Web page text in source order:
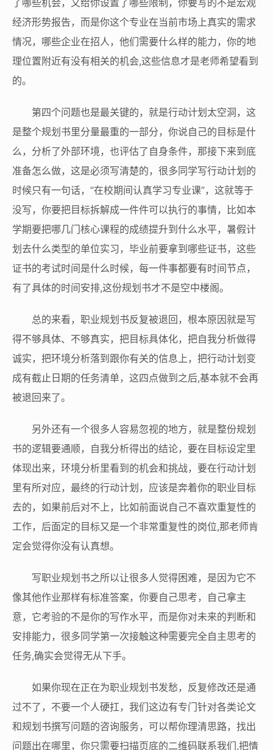
经济形势报告，而是你这个专业在当前市场上真实的需求
情况，哪些企业在招人，他们需要什么样的能力，你的地
理位置附近有没有相关的机会,这些信息才是老师希望看到
的。
第四个问题也是最关键的，就是行动计划太空洞，这
是整个规划书里分量最重的一部分，你说自己的目标是什
么，分析了外部环境，也评估了自身条件，那接下来到底
准备怎么做，这是必须写清楚的，很多同学写行动计划的
时候只有一句话，“在校期间认真学习专业课”，这就等于
没写，你要把目标拆解成一件件可以执行的事情，比如本
学期要把哪几门核心课程的成绩提升到什么水平，暑假计
划去什么类型的单位实习，毕业前要拿到哪些证书，这些
证书的考试时间是什么时候，每一件事都要有时间节点，
有了具体的时间安排,这份规划书才不是空中楼阁。
总的来看，职业规划书反复被退回，根本原因就是写
得不够具体、不够真实，把目标具体化，把自我分析做得
诚实，把环境分析落到跟你有关的信息上，把行动计划变
成有截止日期的任务清单，这四点做到之后,基本就不会再
被退回来了。
另外还有一个很多人容易忽视的地方，就是整份规划
书的逻辑要通顺，自我分析得出的结论，要在目标设定里
体现出来，环境分析里看到的机会和挑战，要在行动计划
里有所对应，最终的行动计划，应该是奔着你的职业目标
去的，如果前后对不上，比如前面说自己不喜欢重复性的
工作，后面定的目标又是一个非常重复性的岗位,那老师肯
定会觉得你没有认真想。
写职业规划书之所以让很多人觉得困难，是因为它不
像其他作业那样有标准答案，你要自己思考，自己拿主
意，它考验的不是你的写作水平，而是你对未来的判断和
安排能力，很多同学第一次接触这种需要完全自主思考的
任务,确实会觉得无从下手。
如果你现在正在为职业规划书发愁，反复修改还是通
过不了，不要一个人硬扛，我们这边有专门针对各类论文
和规划书撰写问题的咨询服务，可以帮你理清思路，找出
问题出在哪里，你只需要扫描页底的二维码联系我们,把情